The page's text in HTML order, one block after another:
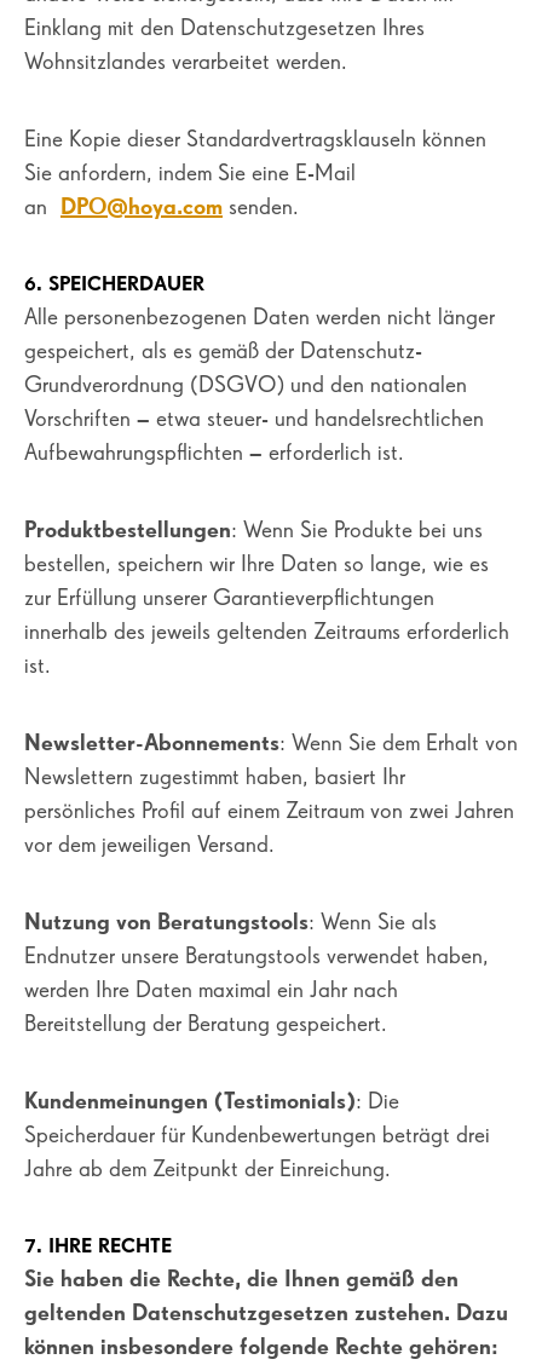
Einklang mit den Datenschutzgesetzen Ihres
Wohnsitzlandes verarbeitet werden.
Eine Kopie dieser Standardvertragsklauseln können
Sie anfordern, indem Sie eine E-Mail
an DPO@hoya.com senden.
6. SPEICHERDAUER
Alle personenbezogenen Daten werden nicht länger
gespeichert, als es gemäß der Datenschutz-
Grundverordnung (DSGVO) und den nationalen
Vorschriften – etwa steuer- und handelsrechtlichen
Aufbewahrungspflichten – erforderlich ist.
Produktbestellungen: Wenn Sie Produkte bei uns
bestellen, speichern wir Ihre Daten so lange, wie es
zur Erfüllung unserer Garantieverpflichtungen
innerhalb des jeweils geltenden Zeitraums erforderlich
ist.
Newsletter-Abonnements: Wenn Sie dem Erhalt von
Newslettern zugestimmt haben, basiert Ihr
persönliches Profil auf einem Zeitraum von zwei Jahren
vor dem jeweiligen Versand.
Nutzung von Beratungstools: Wenn Sie als
Endnutzer unsere Beratungstools verwendet haben,
werden Ihre Daten maximal ein Jahr nach
Bereitstellung der Beratung gespeichert.
Kundenmeinungen (Testimonials): Die
Speicherdauer für Kundenbewertungen beträgt drei
Jahre ab dem Zeitpunkt der Einreichung.
7. IHRE RECHTE
Sie haben die Rechte, die Ihnen gemäß den
geltenden Datenschutzgesetzen zustehen. Dazu
können insbesondere folgende Rechte gehören: